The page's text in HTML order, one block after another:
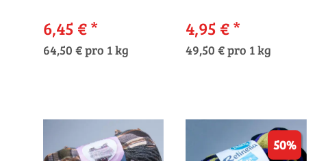
6,45 €*
64,50 € pro 1 kg
4,95 €*
49,50 € pro 1 kg
50%